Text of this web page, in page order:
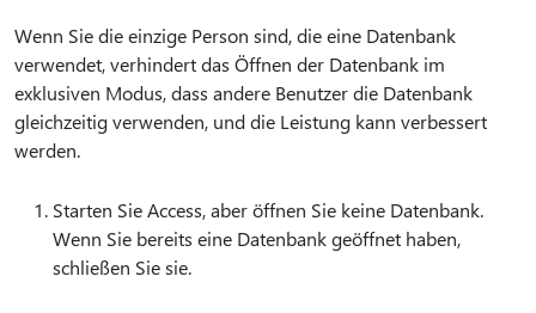
Wenn Sie die einzige Person sind, die eine Datenbank
verwendet, verhindert das Öffnen der Datenbank im
exklusiven Modus, dass andere Benutzer die Datenbank
gleichzeitig verwenden, und die Leistung kann verbessert
werden.
Starten Sie Access, aber öffnen Sie keine Datenbank.
Wenn Sie bereits eine Datenbank geöffnet haben,
schließen Sie sie.